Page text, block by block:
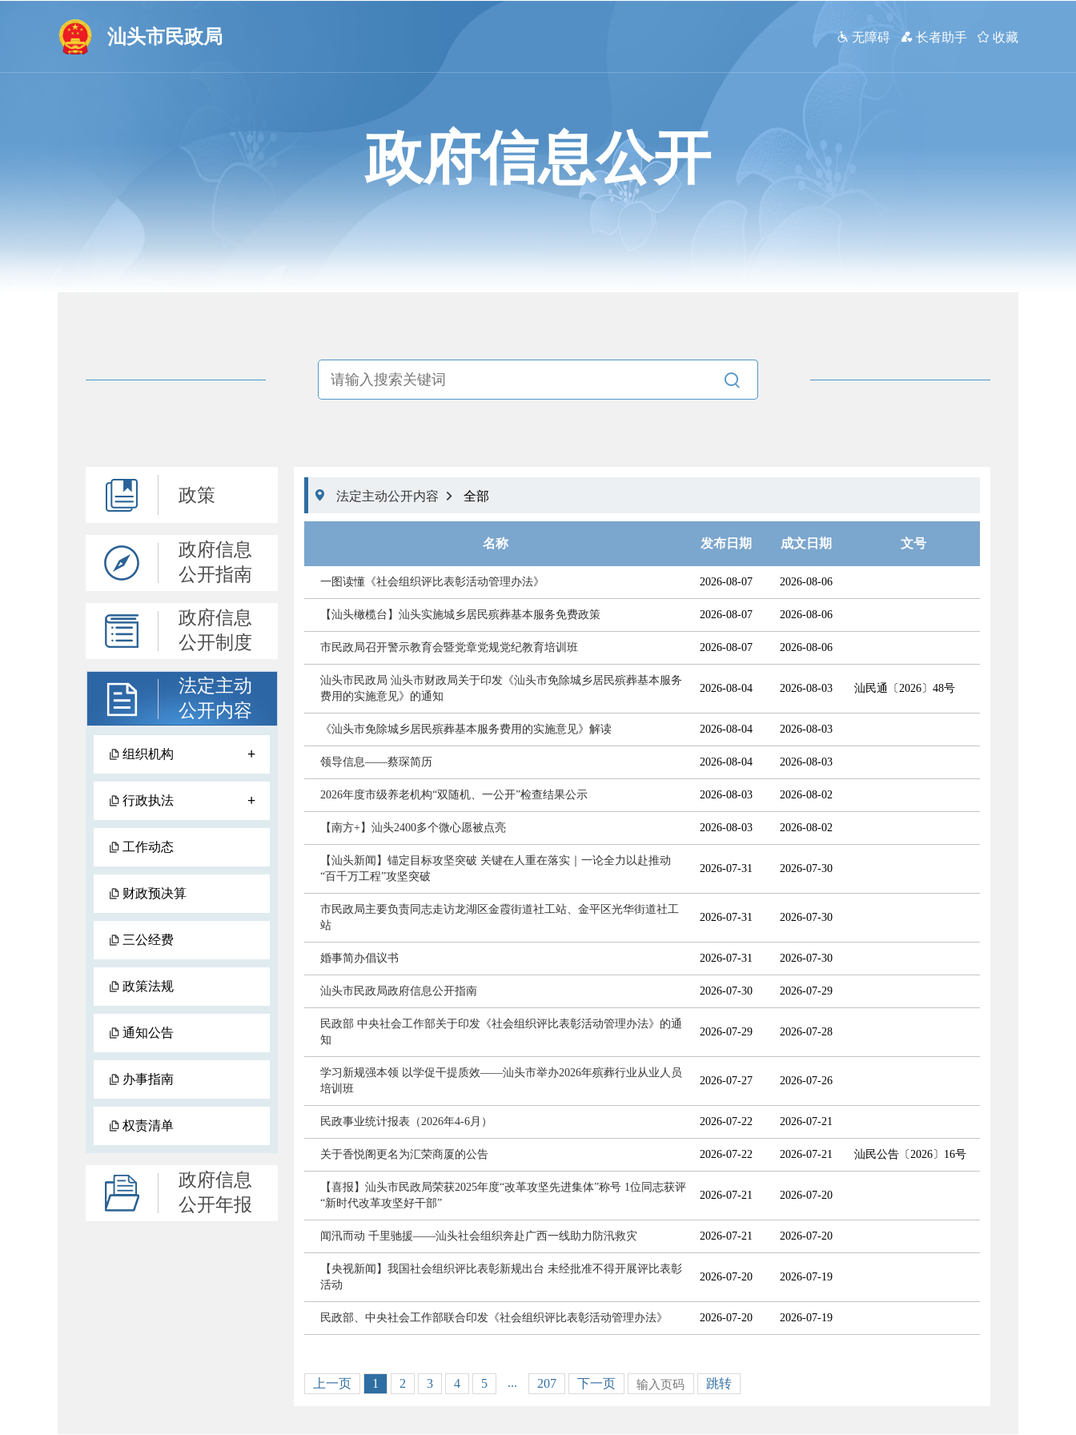
汕头市民政局  无障碍  长者助手  收藏
政府信息公开

政策
政府信息
公开指南
政府信息
公开制度
法定主动
公开内容
组织机构 +
行政执法 +
工作动态
财政预决算
三公经费
政策法规
通知公告
办事指南
权责清单
政府信息
公开年报
 法定主动公开内容  全部
名称 发布日期 成文日期 文号
一图读懂《社会组织评比表彰活动管理办法》 2026-08-07 2026-08-06
【汕头橄榄台】汕头实施城乡居民殡葬基本服务免费政策 2026-08-07 2026-08-06
市民政局召开警示教育会暨党章党规党纪教育培训班 2026-08-07 2026-08-06
汕头市民政局 汕头市财政局关于印发《汕头市免除城乡居民殡葬基本服务
费用的实施意见》的通知
2026-08-04 2026-08-03 汕民通〔2026〕48号
《汕头市免除城乡居民殡葬基本服务费用的实施意见》解读 2026-08-04 2026-08-03
领导信息——蔡琛简历 2026-08-04 2026-08-03
2026年度市级养老机构“双随机、一公开”检查结果公示 2026-08-03 2026-08-02
【南方+】汕头2400多个微心愿被点亮 2026-08-03 2026-08-02
【汕头新闻】锚定目标攻坚突破 关键在人重在落实｜一论全力以赴推动
“百千万工程”攻坚突破
2026-07-31 2026-07-30
市民政局主要负责同志走访龙湖区金霞街道社工站、金平区光华街道社工
站
2026-07-31 2026-07-30
婚事简办倡议书 2026-07-31 2026-07-30
汕头市民政局政府信息公开指南 2026-07-30 2026-07-29
民政部 中央社会工作部关于印发《社会组织评比表彰活动管理办法》的通
知
2026-07-29 2026-07-28
学习新规强本领 以学促干提质效——汕头市举办2026年殡葬行业从业人员
培训班
2026-07-27 2026-07-26
民政事业统计报表（2026年4-6月） 2026-07-22 2026-07-21
关于香悦阁更名为汇荣商厦的公告 2026-07-22 2026-07-21 汕民公告〔2026〕16号
【喜报】汕头市民政局荣获2025年度“改革攻坚先进集体”称号 1位同志获评
“新时代改革攻坚好干部”
2026-07-21 2026-07-20
闻汛而动 千里驰援——汕头社会组织奔赴广西一线助力防汛救灾 2026-07-21 2026-07-20
【央视新闻】我国社会组织评比表彰新规出台 未经批准不得开展评比表彰
活动
2026-07-20 2026-07-19
民政部、中央社会工作部联合印发《社会组织评比表彰活动管理办法》 2026-07-20 2026-07-19
上一页 1 2 3 4 5 ... 207 下一页 跳转